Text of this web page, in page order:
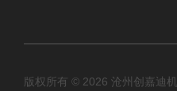
版权所有 © 2026 沧州创嘉迪